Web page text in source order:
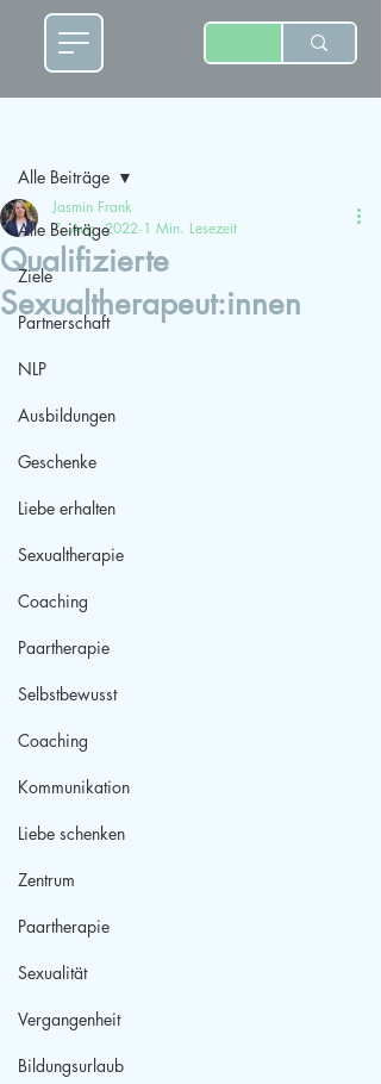
Alle Beiträge
Ziele
Partnerschaft
NLP
Ausbildungen
Geschenke
Liebe erhalten
Sexualtherapie
Coaching
Paartherapie
Selbstbewusst
Coaching
Kommunikation
Liebe schenken
Zentrum
Paartherapie
Sexualität
Vergangenheit
Bildungsurlaub
Alle Beiträge
Qualifizierte
Sexualtherapeut:innen
Jasmin Frank
7. Aug. 2022 1 Min. Lesezeit